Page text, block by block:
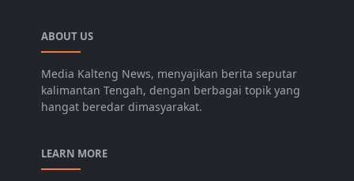
ABOUT US
Media Kalteng News, menyajikan berita seputar
kalimantan Tengah, dengan berbagai topik yang
hangat beredar dimasyarakat.
LEARN MORE